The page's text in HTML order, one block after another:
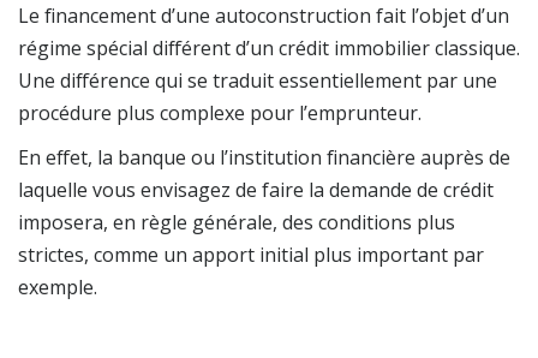
Le financement d’une autoconstruction fait l’objet d’un
régime spécial différent d’un crédit immobilier classique.
Une différence qui se traduit essentiellement par une
procédure plus complexe pour l’emprunteur.
En effet, la banque ou l’institution financière auprès de
laquelle vous envisagez de faire la demande de crédit
imposera, en règle générale, des conditions plus
strictes, comme un apport initial plus important par
exemple.